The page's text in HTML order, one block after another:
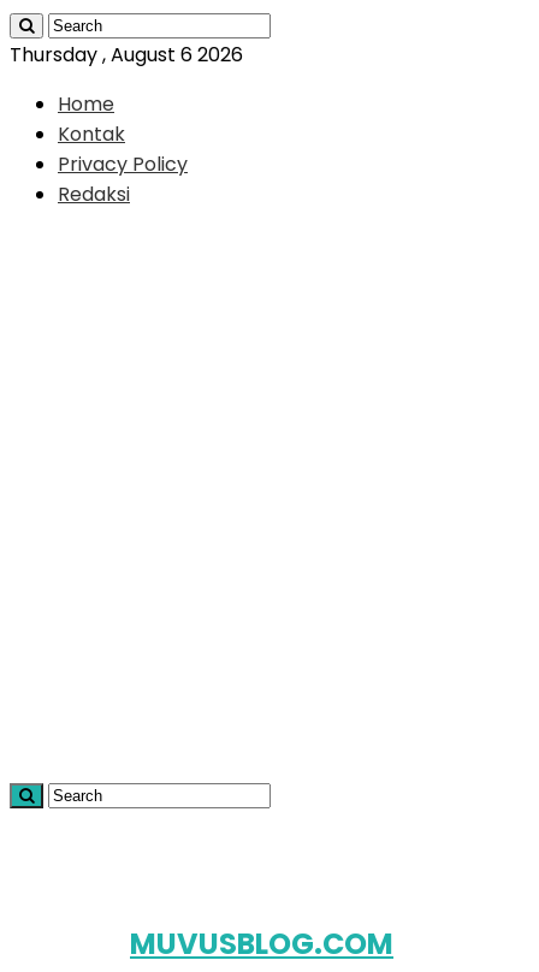
Thursday , August 6 2026
Home
Kontak
Privacy Policy
Redaksi
MUVUSBLOG.COM